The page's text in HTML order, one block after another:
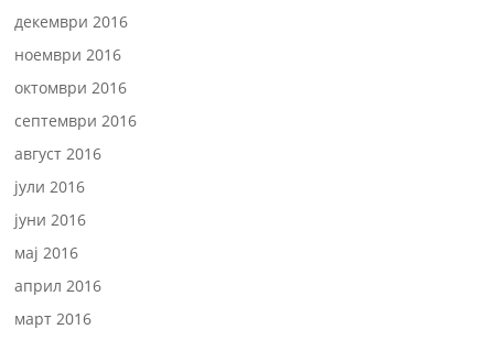
декември 2016
ноември 2016
октомври 2016
септември 2016
август 2016
јули 2016
јуни 2016
мај 2016
април 2016
март 2016